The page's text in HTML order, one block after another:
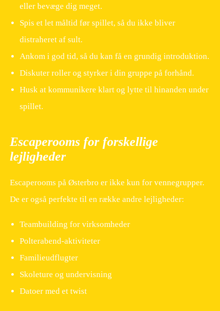
eller bevæge dig meget.
Spis et let måltid før spillet, så du ikke bliver
distraheret af sult.
Ankom i god tid, så du kan få en grundig introduktion.
Diskuter roller og styrker i din gruppe på forhånd.
Husk at kommunikere klart og lytte til hinanden under
spillet.
Escaperooms for forskellige
lejligheder
Escaperooms på Østerbro er ikke kun for vennegrupper.
De er også perfekte til en række andre lejligheder:
Teambuilding for virksomheder
Polterabend-aktiviteter
Familieudflugter
Skoleture og undervisning
Datoer med et twist